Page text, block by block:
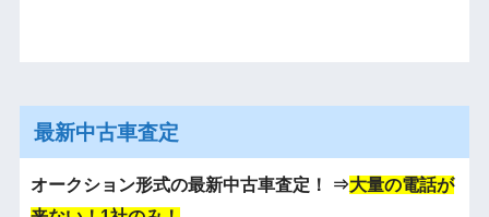
最新中古車査定
オークション形式の最新中古車査定！ ⇒大量の電話が